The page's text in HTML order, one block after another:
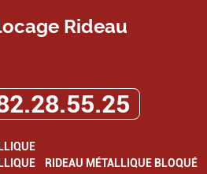
Rideau
RIDEAU MÉTALLIQUE BLOQUÉ